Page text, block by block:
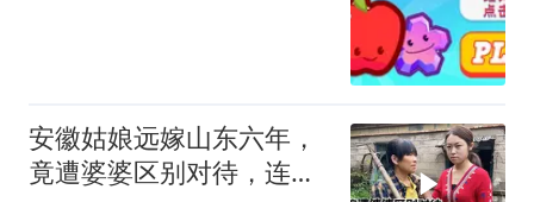
安徽姑娘远嫁山东六年，
竟遭婆婆区别对待，连老